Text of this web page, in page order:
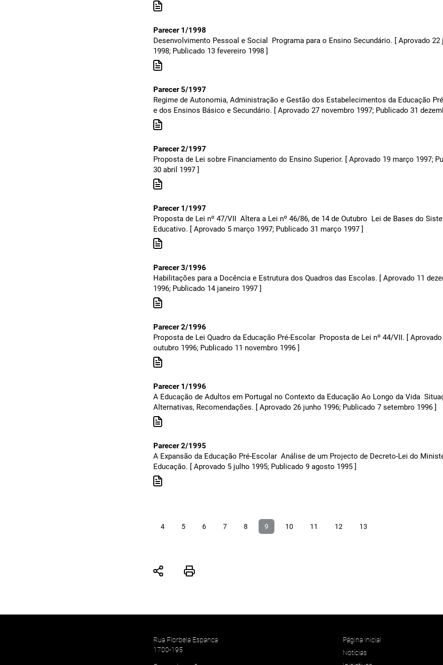
Parecer 1/1998
Desenvolvimento Pessoal e Social  Programa para o Ensino Secundário. [ Aprovado 22
1998; Publicado 13 fevereiro 1998 ]
Parecer 5/1997
Regime de Autonomia, Administração e Gestão dos Estabelecimentos da Educação
e dos Ensinos Básico e Secundário. [ Aprovado 27 novembro 1997; Publicado 31
Parecer 2/1997
Proposta de Lei sobre Financiamento do Ensino Superior. [ Aprovado 19 março 1997;
30 abril 1997 ]
Parecer 1/1997
Proposta de Lei nº 47/VII  Altera a Lei nº 46/86, de 14 de Outubro  Lei de Bases do
Educativo. [ Aprovado 5 março 1997; Publicado 31 março 1997 ]
Parecer 3/1996
Habilitações para a Docência e Estrutura dos Quadros das Escolas. [ Aprovado 11
1996; Publicado 14 janeiro 1997 ]
Parecer 2/1996
Proposta de Lei Quadro da Educação Pré-Escolar  Proposta de Lei nº 44/VII. [
outubro 1996; Publicado 11 novembro 1996 ]
Parecer 1/1996
A Educação de Adultos em Portugal no Contexto da Educação Ao Longo da Vida 
Alternativas, Recomendações. [ Aprovado 26 junho 1996; Publicado 7 setembro 1996 ]
Parecer 2/1995
A Expansão da Educação Pré-Escolar  Análise de um Projecto de Decreto-Lei do
Educação. [ Aprovado 5 julho 1995; Publicado 9 agosto 1995 ]
4 5 6 7 8 9 10 11 12 13
Rua Florbela Espanca
1700-195
Página inicial
Notícias